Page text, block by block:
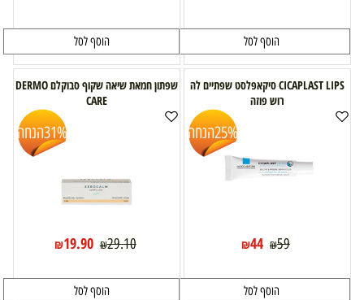
הוסף לסל הוסף לסל
CICAPLAST LIPS סיקאפלסט שפתיים לה
רוש פוזה
25%הנחה
₪59
₪44
הוסף לסל
שפתון חמאת שיאה שקוף סבוקלם DERMO
CARE
31%הנחה
₪29.10
₪19.90
הוסף לסל